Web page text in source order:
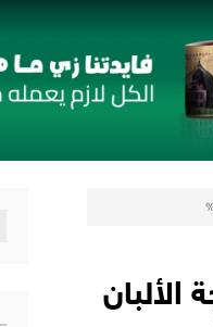
تحت رعاية البنك المركزي المصري